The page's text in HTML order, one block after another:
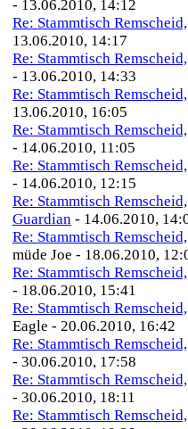
- 13.06.2010, 14:12
Re: Stammtisch
13.06.2010, 14:17
Re: Stammtisch
- 13.06.2010, 14:33
Re: Stammtisch
13.06.2010, 16:05
Re: Stammtisch
- 14.06.2010, 11:05
Re: Stammtisch
- 14.06.2010, 12:15
Re: Stammtisch
Guardian - 14.06.2010,
Re: Stammtisch
müde Joe - 18.06.2010,
Re: Stammtisch
- 18.06.2010, 15:41
Re: Stammtisch
Eagle - 20.06.2010, 16:42
Re: Stammtisch
- 30.06.2010, 17:58
Re: Stammtisch
- 30.06.2010, 18:11
Re: Stammtisch